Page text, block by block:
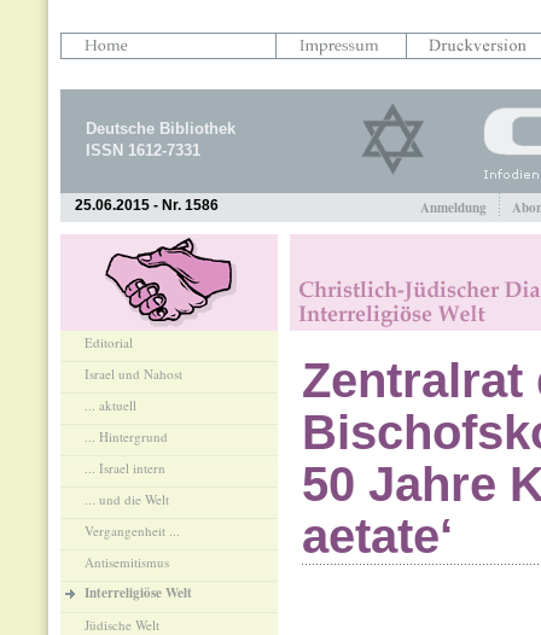
Deutsche Bibliothek
ISSN 1612-7331
25.06.2015 - Nr. 1586 Anmeldung
Editorial
Israel und Nahost
... aktuell
... Hintergrund
... Israel intern
... und die Welt
Vergangenheit ...
Antisemitismus
Interreligiöse Welt
Jüdische Welt
Zentralrat
50 Jahre
aetate‘